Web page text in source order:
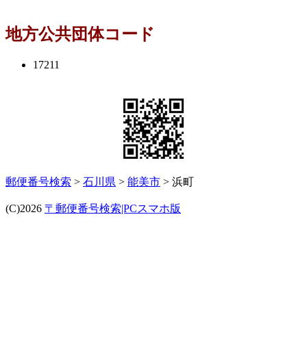
地方公共団体コード
17211
郵便番号検索 > 石川県 > 能美市 > 浜町
(C)2026 〒郵便番号検索|PCスマホ版